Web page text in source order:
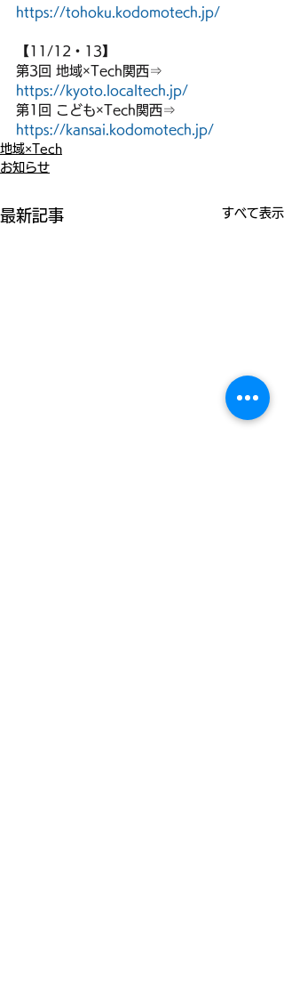
https://tohoku.kodomotech.jp/
【11/12・13】
第3回 地域×Tech関西⇒
https://kyoto.localtech.jp/
第1回 こども×Tech関西⇒
https://kansai.kodomotech.jp/
地域×Tech
お知らせ
最新記事 すべて表示